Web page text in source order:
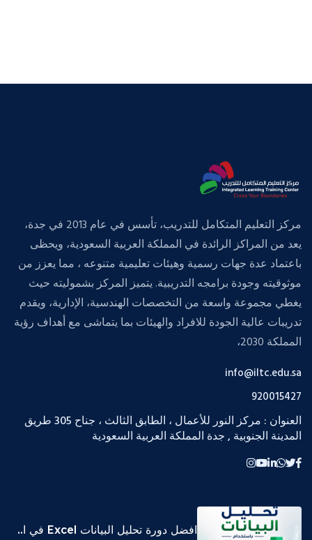
مركز التعليم المتكامل للتدريب، تأسس في عام 2013 في جدة،
يعد من المراكز الرائدة في المملكة العربية السعودية، ويحظى
باعتماد عدة جهات رسمية وهيئات تعليمية متنوعه ، مما يعزز من
موثوقيته وجودة برامجه التدريبية. يتميز المركز بشموليته حيث
يغطي مجموعة واسعة من التخصصات الهندسية، الإدارية، ويقدم
تدريبات عالية الجودة للافراد والهيئات بما يتماشى مع أهداف رؤية
المملكة 2030،
info@iltc.edu.sa
920015427
العنوان : مركز النور للأعمال ، الطابق الثالث ، جناح 305 طريق
المدينة الجنوبية , جدة المملكة العربية السعودية
افضل دورة تحليل البيانات Excel في ا..